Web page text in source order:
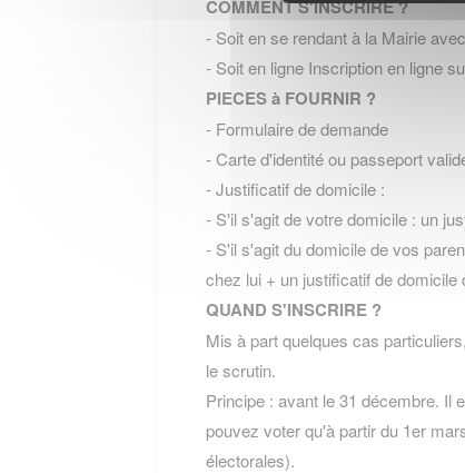
COMMENT S'INSCRIRE ?
- Soit en se rendant à la Mairie
- Soit en ligne Inscription en ligne
PIECES à FOURNIR ?
- Formulaire de demande
- Carte d'identité ou passeport
- Justificatif de domicile :
- S'il s'agit de votre domicile : un
- S'il s'agit du domicile de vos
chez lui + un justificatif de domicile
QUAND S'INSCRIRE ?
Mis à part quelques cas
le scrutin.
Principe : avant le 31 décembre. Il
pouvez voter qu'à partir du 1er
électorales).